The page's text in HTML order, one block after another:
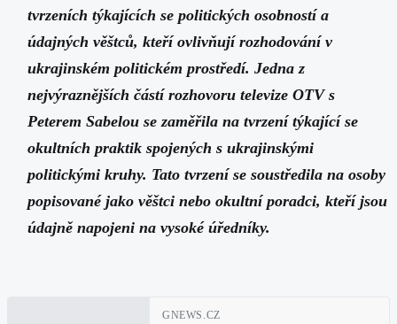
tvrzeních týkajících se politických osobností a
údajných věštců, kteří ovlivňují rozhodování v
ukrajinském politickém prostředí. Jedna z
nejvýraznějších částí rozhovoru televize OTV s
Peterem Sabelou se zaměřila na tvrzení týkající se
okultních praktik spojených s ukrajinskými
politickými kruhy. Tato tvrzení se soustředila na osoby
popisované jako věštci nebo okultní poradci, kteří jsou
údajně napojeni na vysoké úředníky.
GNEWS.CZ